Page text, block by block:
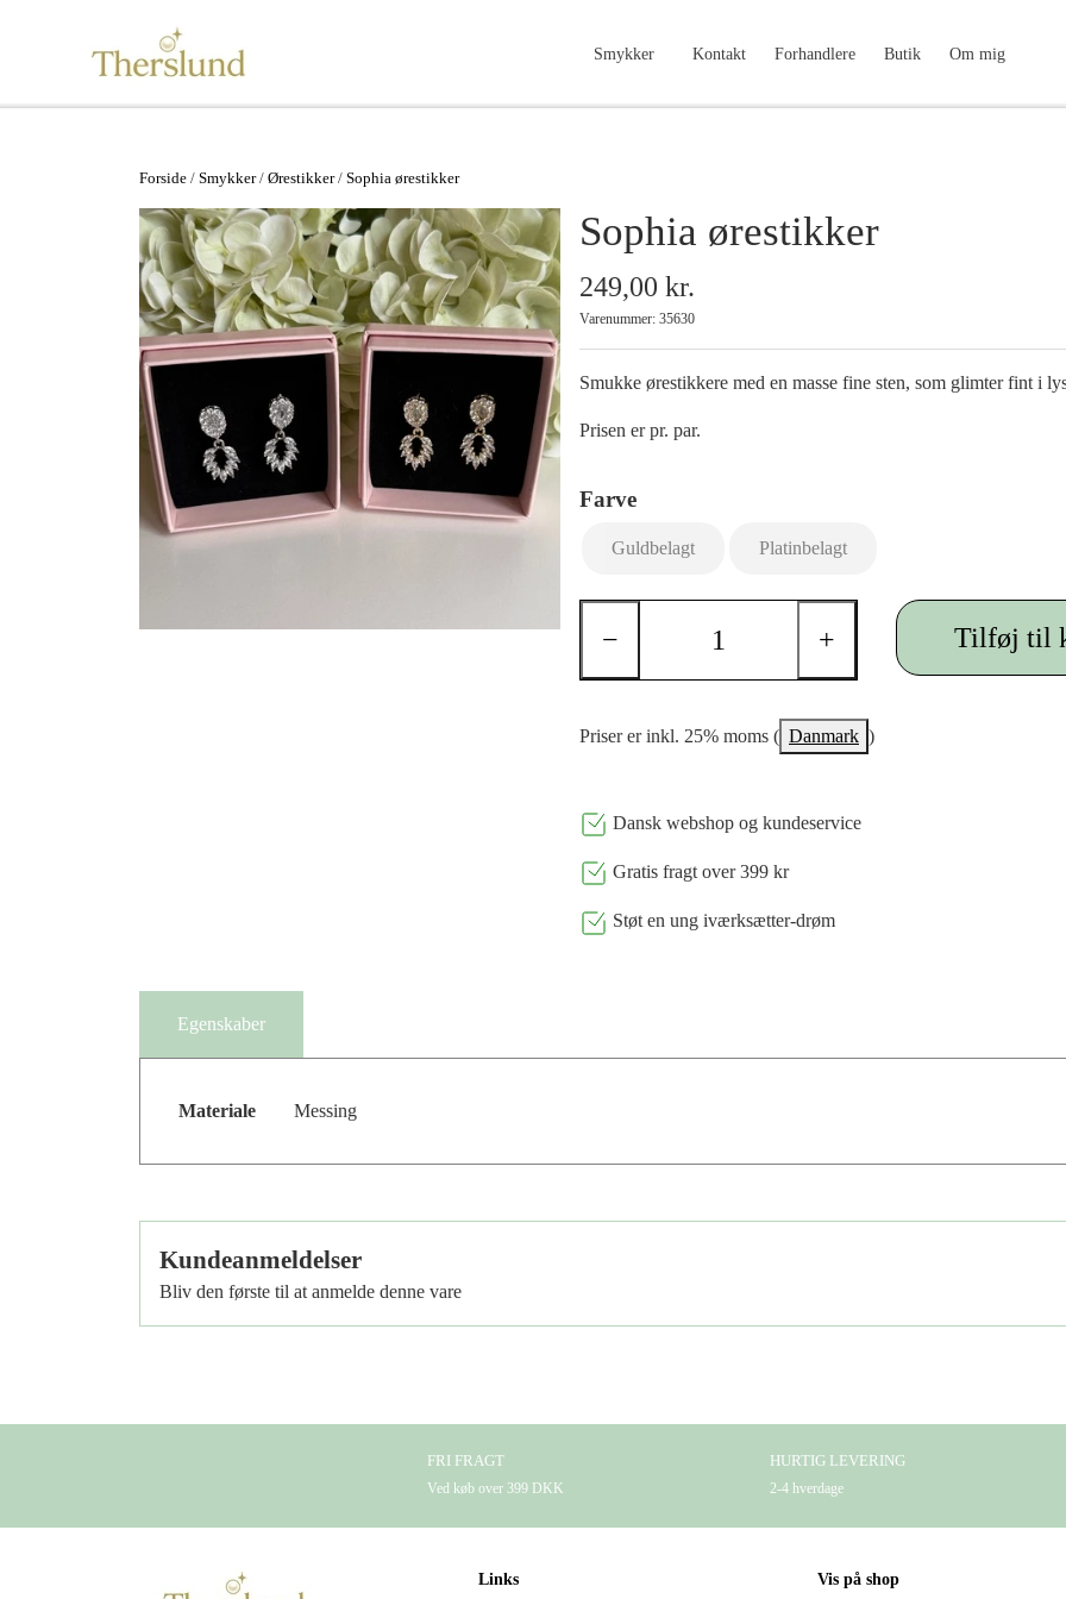
Smykker
Vandfaste smykker
Øreringe
Ørestikker
Ringe
Armbånd
Halskæder
Ankelkæder
Mix and Match
Gavekort
Kontakt Forhandlere Butik Om mig
Forside Smykker Ørestikker Sophia ørestikker
Sophia ørestikker
249,00 kr.
Varenummer: 35630
Smukke ørestikkere med en masse fine sten, som glimter fint i
Prisen er pr. par.
Farve
Guldbelagt Platinbelagt
− + Tilføj til
Priser er inkl. 25% moms ( Danmark )
Dansk webshop og kundeservice
Gratis fragt over 399 kr
Støt en ung iværksætter-drøm
Egenskaber
Materiale Messing
Kundeanmeldelser
Bliv den første til at anmelde denne vare
FRI FRAGT
Ved køb over 399 DKK
HURTIG LEVERING
2-4 hverdage
Links Vis på shop